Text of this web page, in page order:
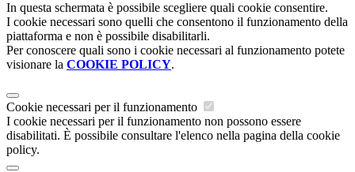
In questa schermata è possibile scegliere quali cookie consentire.
I cookie necessari sono quelli che consentono il funzionamento della
piattaforma e non è possibile disabilitarli.
Per conoscere quali sono i cookie necessari al funzionamento potete
visionare la COOKIE POLICY.
Cookie necessari per il funzionamento
I cookie necessari per il funzionamento non possono essere
disabilitati. È possibile consultare l'elenco nella pagina della cookie
policy.